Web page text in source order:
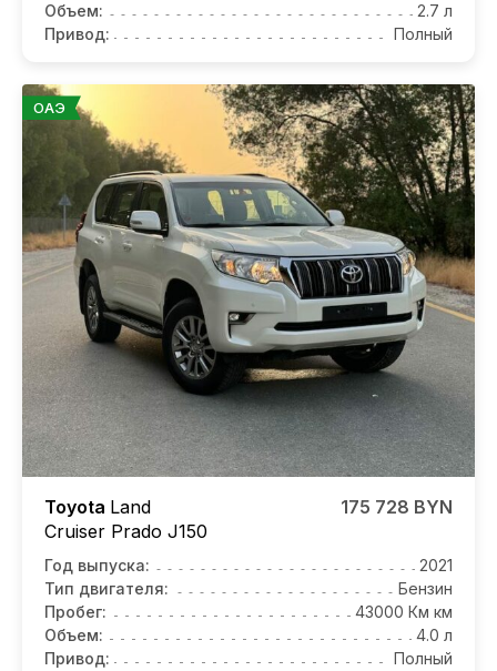
Объем:
2.7 л
Привод:
Полный
ОАЭ
Toyota Land
Cruiser Prado J150
175 728 BYN
Год выпуска:
2021
Тип двигателя:
Бензин
Пробег:
43000 Км км
Объем:
4.0 л
Привод:
Полный